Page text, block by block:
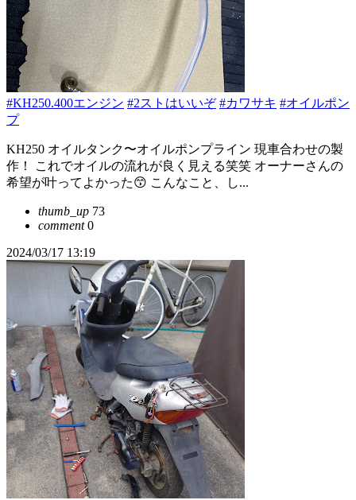
#KH250.400エンジン #2ストはいいぞ #カワサキ #オイルポン
プ
KH250 オイルタンク〜オイルポンプライン 現車合わせの製
作！ これでオイルの流れが良く見える笑笑 オーナーさんの
希望が叶ってよかった😙 こんなこと、し...
thumb_up 73
comment0
2024/03/17 13:19